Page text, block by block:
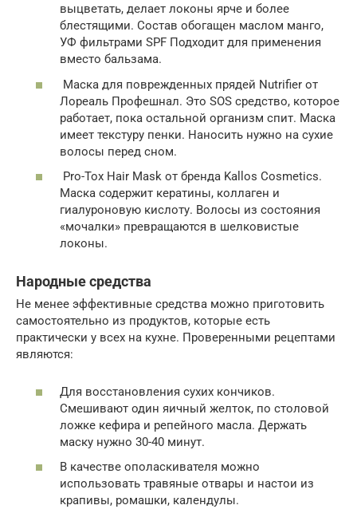
выцветать, делает локоны ярче и более
блестящими. Состав обогащен маслом манго,
УФ фильтрами SPF Подходит для применения
вместо бальзама.
Маска для поврежденных прядей Nutrifier от
Лореаль Профешнал. Это SOS средство, которое
работает, пока остальной организм спит. Маска
имеет текстуру пенки. Наносить нужно на сухие
волосы перед сном.
Pro-Tox Hair Mask от бренда Kallos Cosmetics.
Маска содержит кератины, коллаген и
гиалуроновую кислоту. Волосы из состояния
«мочалки» превращаются в шелковистые
локоны.
Народные средства
Не менее эффективные средства можно приготовить
самостоятельно из продуктов, которые есть
практически у всех на кухне. Проверенными рецептами
являются:
Для восстановления сухих кончиков.
Смешивают один яичный желток, по столовой
ложке кефира и репейного масла. Держать
маску нужно 30-40 минут.
В качестве ополаскивателя можно
использовать травяные отвары и настои из
крапивы, ромашки, календулы.